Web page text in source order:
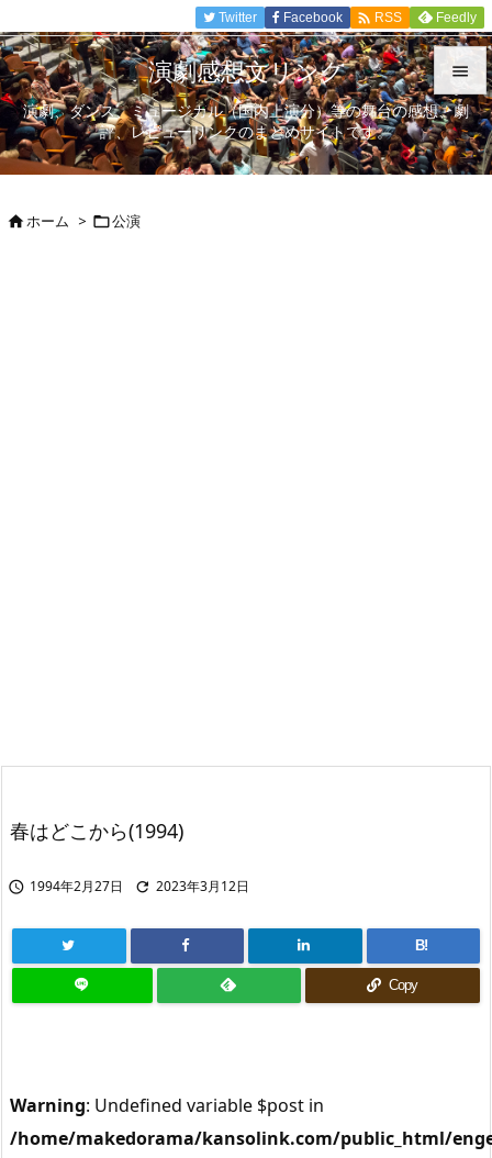


メニュ

Twitter Facebook  RSS Feedly
演劇感想文リンク
演劇、ダンス、ミュージカル（国内上演分）等の舞台の感想、劇
評、レビューリンクのまとめサイトです。
ホーム > 公演
春はどこから(1994)
 1994年2月27日  2023年3月12日
B!
Copy
Warning: Undefined variable $post in
/home/makedorama/kansolink.com/public_html/